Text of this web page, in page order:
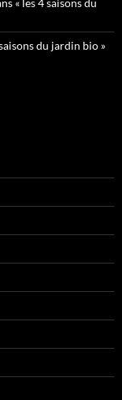
du jardin bio »